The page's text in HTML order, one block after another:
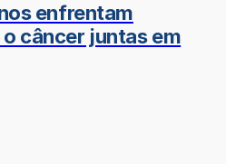
enfrentam
câncer juntas em